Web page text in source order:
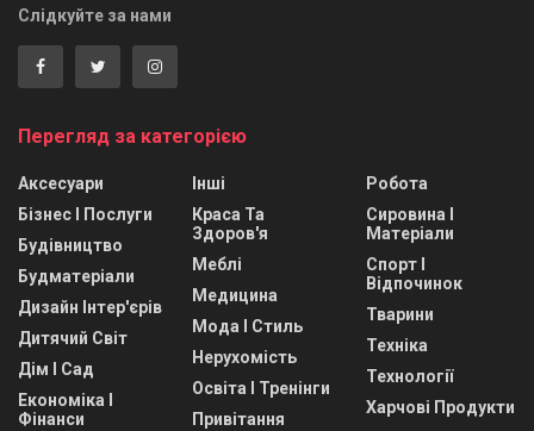
Слідкуйте за нами
Перегляд за категорією
Аксесуари
Бізнес І Послуги
Будівництво
Будматеріали
Дизайн Інтер'єрів
Дитячий Світ
Дім І Сад
Економіка І
Фінанси
Інші
Краса Та
Здоров'я
Меблі
Медицина
Мода І Стиль
Нерухомість
Освіта І Тренінги
Привітання
Робота
Сировина І
Матеріали
Спорт І
Відпочинок
Тварини
Техніка
Технології
Харчові Продукти